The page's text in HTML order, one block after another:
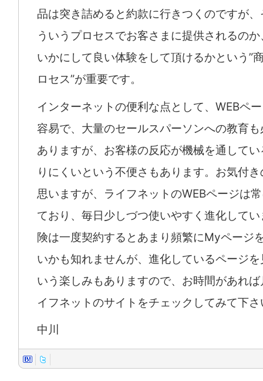
品は突き詰めると約款に行きつくのですが
ういうプロセスでお客さまに提供されるの
いかにして良い体験をして頂けるかという”
ロセス”が重要です。
インターネットの便利な点として、WEBペ
容易で、大量のセールスパーソンへの教育
ありますが、お客様の反応が機械を通して
りにくいという不便さもあります。お気付
思いますが、ライフネットのWEBページは
ており、毎日少しづつ使いやすく進化して
険は一度契約するとあまり頻繁にMyページ
いかも知れませんが、進化しているページ
いう楽しみもありますので、お時間があれ
イフネットのサイトをチェックしてみて下さ
中川